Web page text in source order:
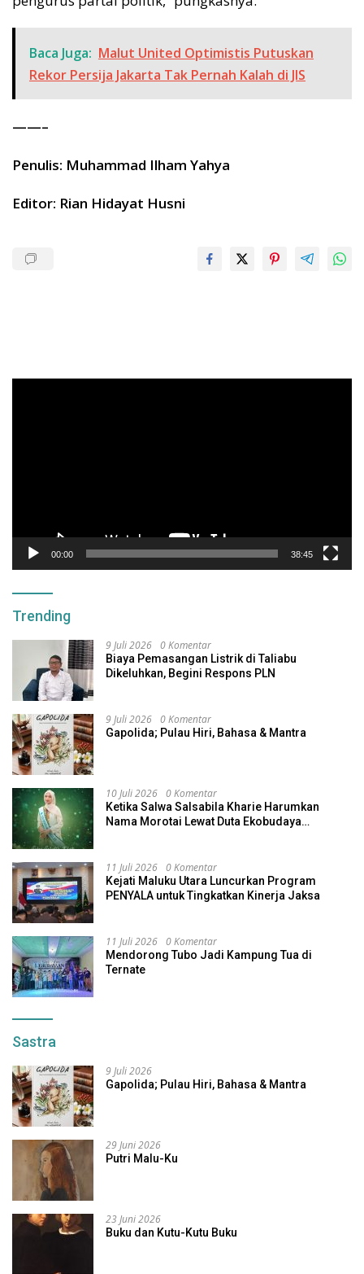
Baca Juga: Malut United Optimistis Putuskan
Rekor Persija Jakarta Tak Pernah Kalah di JIS
——–
Penulis: Muhammad Ilham Yahya
Editor: Rian Hidayat Husni
00:00 38:45
Trending
9 Juli 2026 0 Komentar
Biaya Pemasangan Listrik di Taliabu
Dikeluhkan, Begini Respons PLN
9 Juli 2026 0 Komentar
Gapolida; Pulau Hiri, Bahasa & Mantra
10 Juli 2026 0 Komentar
Ketika Salwa Salsabila Kharie Harumkan
Nama Morotai Lewat Duta Ekobudaya
11 Juli 2026 0 Komentar
Kejati Maluku Utara Luncurkan Program
PENYALA untuk Tingkatkan Kinerja Jaksa
11 Juli 2026 0 Komentar
Mendorong Tubo Jadi Kampung Tua di
Ternate
Sastra
9 Juli 2026
Gapolida; Pulau Hiri, Bahasa & Mantra
29 Juni 2026
Putri Malu-Ku
23 Juni 2026
Buku dan Kutu-Kutu Buku